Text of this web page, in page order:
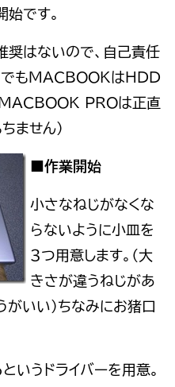
始です。
奨はないので、自己責任
でもMACBOOKはHDD
MACBOOK PROは正直
ません）
■作業開始
小さなねじがなくな
らないように小皿を
３つ用意します。（大
きさが違うねじがあ
いい）ちなみにお猪口
いうドライバーを用意。